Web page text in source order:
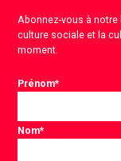
Abonnez-vous à
culture sociale et la
moment.
Prénom*
Nom*